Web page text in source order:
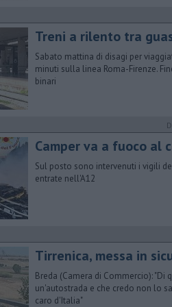
Treni a rilento tra
Sabato mattina di disagi per
minuti sulla linea Roma-Firenze.
binari
Camper va a fuoco al
Sul posto sono intervenuti i vigili
entrate nell'A12
Tirrenica, messa in
Breda (Camera di Commercio): "Di
un'autostrada e che credo non lo
caro d'Italia"